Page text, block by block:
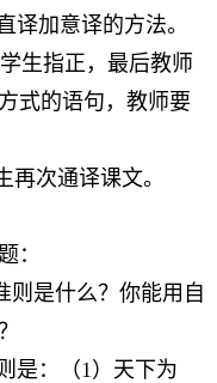
译加意译的方法。
生指正，最后教师
式的语句，教师要
次通译课文。
：
则是什么？你能用自
是：（1）天下为